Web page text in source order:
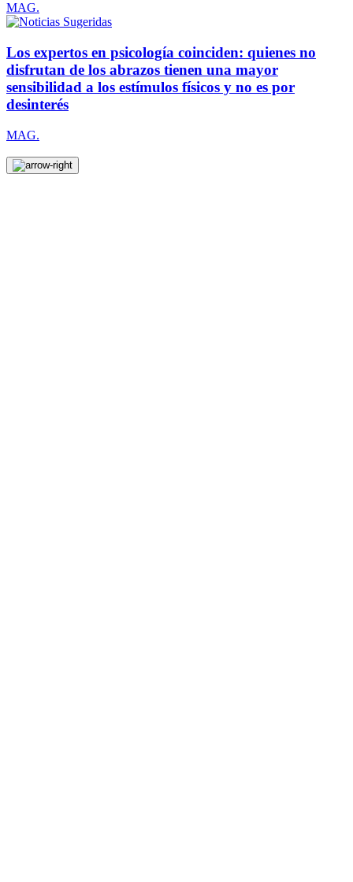
MAG.
Los expertos en psicología coinciden: quienes no
disfrutan de los abrazos tienen una mayor
sensibilidad a los estímulos físicos y no es por
desinterés
MAG.